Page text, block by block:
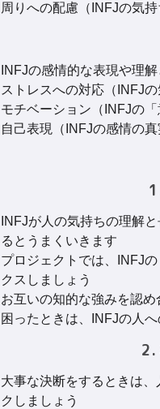
周りへの配慮（INFJの気
INFJの感情的な表現や理
ストレスへの対応（INFJ
モチベーション（INFJの
自己表現（INFJの感情の
INFJが人の気持ちの理解
るとうまくいきます
プロジェクトでは、INFJ
クスしましょう
お互いの知的な強みを認
困ったときは、INFJの人
2.
大事な決断をするときは
クしましょう